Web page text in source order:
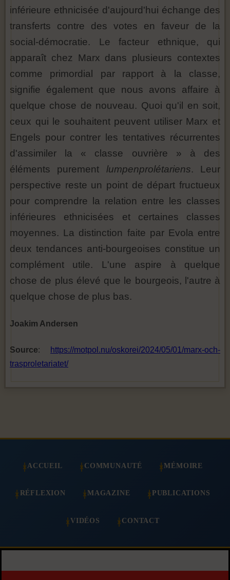
inférieure ethnicisée d'aujourd'hui échange des
transferts contre des votes en faveur de la
social-démocratie. Le facteur ethnique, qui
apparaît chez Marx dans plusieurs contextes
comme primordial par rapport à la classe,
signifie également que nous avons affaire à
quelque chose de nouveau. Quoi qu'il en soit,
ceux qui le souhaitent peuvent utiliser Marx et
Engels pour contrer les tentatives récurrentes
d'assimiler la « classe ouvrière » à des
éléments purement lumpenprolétariens. Leur
perspective reste un point de départ fructueux
pour comprendre la relation entre les classes
inférieures ethnicisées et certaines classes
moyennes. La distinction faite par Evola entre
deux tendances anti-bourgeoises constitue un
complément utile. L'une aspire à quelque
chose de plus élevé que le bourgeois, l'autre à
quelque chose de plus bas.
Joakim Andersen
Source:
https://motpol.nu/oskorei/2024/05/01/marx-och-
trasproletariatet/
ACCUEIL COMMUNAUTÉ MÉMOIRE
RÉFLEXION MAGAZINE PUBLICATIONS
VIDÉOS CONTACT